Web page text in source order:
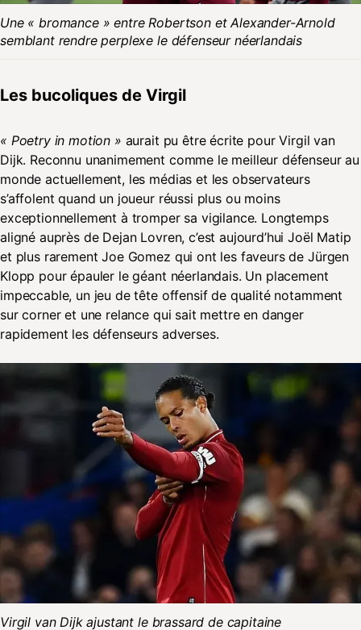
Une « bromance » entre Robertson et Alexander-Arnold
semblant rendre perplexe le défenseur néerlandais
Les bucoliques de Virgil
« Poetry in motion » aurait pu être écrite pour Virgil van
Dijk. Reconnu unanimement comme le meilleur défenseur au
monde actuellement, les médias et les observateurs
s’affolent quand un joueur réussi plus ou moins
exceptionnellement à tromper sa vigilance. Longtemps
aligné auprès de Dejan Lovren, c’est aujourd’hui Joël Matip
et plus rarement Joe Gomez qui ont les faveurs de Jürgen
Klopp pour épauler le géant néerlandais. Un placement
impeccable, un jeu de tête offensif de qualité notamment
sur corner et une relance qui sait mettre en danger
rapidement les défenseurs adverses.
Virgil van Dijk ajustant le brassard de capitaine